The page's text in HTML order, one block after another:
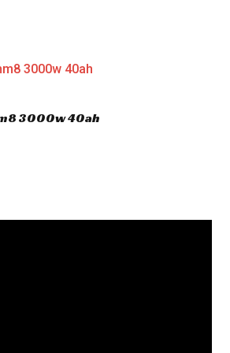
3000w 40ah